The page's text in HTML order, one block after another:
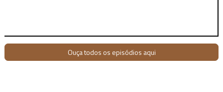
Ouça todos os episódios aqui